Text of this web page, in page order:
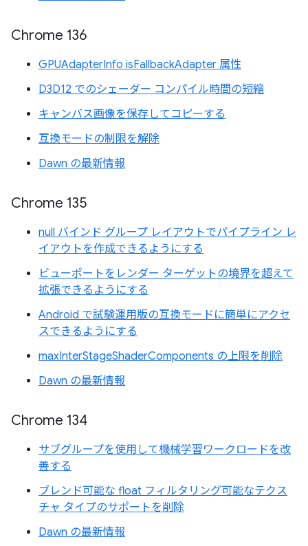
Chrome 136
GPUAdapterInfo isFallbackAdapter 属性
D3D12 でのシェーダー コンパイル時間の短縮
キャンバス画像を保存してコピーする
互換モードの制限を解除
Dawn の最新情報
Chrome 135
null バインド グループ レイアウトでパイプライン レ
イアウトを作成できるようにする
ビューポートをレンダー ターゲットの境界を超えて
拡張できるようにする
Android で試験運用版の互換モードに簡単にアクセ
スできるようにする
maxInterStageShaderComponents の上限を削除
Dawn の最新情報
Chrome 134
サブグループを使用して機械学習ワークロードを改
善する
ブレンド可能な float フィルタリング可能なテクス
チャ タイプのサポートを削除
Dawn の最新情報